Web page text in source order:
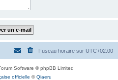
Fuseau horaire sur UTC+02:00
Software © phpBB Limited
officielle ©Qiaeru